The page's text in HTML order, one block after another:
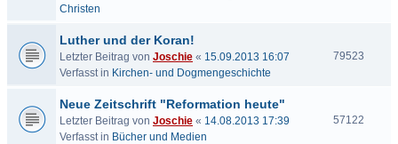
Christen
Luther und der Koran!
Letzter Beitrag von Joschie « 15.09.2013 16:07
Verfasst in Kirchen- und Dogmengeschichte
79523
Neue Zeitschrift "Reformation heute"
Letzter Beitrag von Joschie « 14.08.2013 17:39
Verfasst in Bücher und Medien
57122